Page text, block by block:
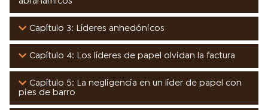
Capítulo 3: Líderes anhedónicos
Capítulo 4: Los líderes de papel olvidan la factura
Capítulo 5: La negligencia en un líder de papel con
pies de barro